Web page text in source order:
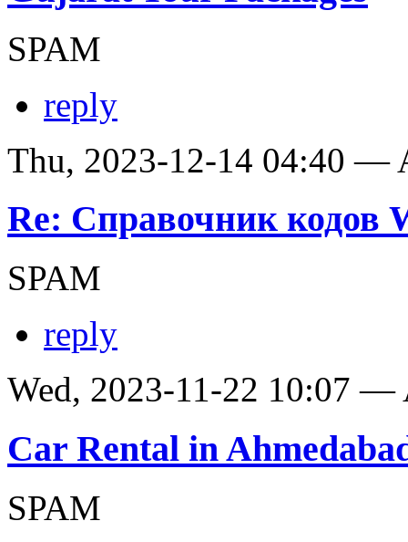
SPAM
reply
Thu, 2023-12-14 04:40 —
Re: Справочник кодов
SPAM
reply
Wed, 2023-11-22 10:07 —
Car Rental in
SPAM